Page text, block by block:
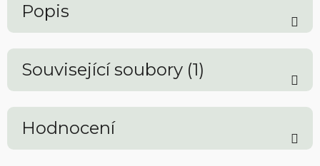
Popis
Související soubory (1)
Hodnocení